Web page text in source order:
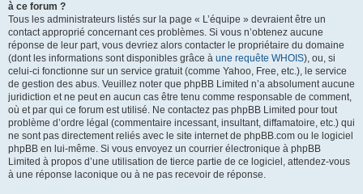
à ce forum ?
Tous les administrateurs listés sur la page « L’équipe » devraient être un
contact approprié concernant ces problèmes. Si vous n’obtenez aucune
réponse de leur part, vous devriez alors contacter le propriétaire du domaine
(dont les informations sont disponibles grâce à une requête WHOIS), ou, si
celui-ci fonctionne sur un service gratuit (comme Yahoo, Free, etc.), le service
de gestion des abus. Veuillez noter que phpBB Limited n’a absolument aucune
juridiction et ne peut en aucun cas être tenu comme responsable de comment,
où et par qui ce forum est utilisé. Ne contactez pas phpBB Limited pour tout
problème d’ordre légal (commentaire incessant, insultant, diffamatoire, etc.) qui
ne sont pas directement reliés avec le site internet de phpBB.com ou le logiciel
phpBB en lui-même. Si vous envoyez un courrier électronique à phpBB
Limited à propos d’une utilisation de tierce partie de ce logiciel, attendez-vous
à une réponse laconique ou à ne pas recevoir de réponse.